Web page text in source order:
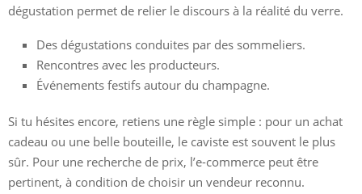
dégustation permet de relier le discours à la réalité du verre.
Des dégustations conduites par des sommeliers.
Rencontres avec les producteurs.
Événements festifs autour du champagne.
Si tu hésites encore, retiens une règle simple : pour un achat
cadeau ou une belle bouteille, le caviste est souvent le plus
sûr. Pour une recherche de prix, l’e-commerce peut être
pertinent, à condition de choisir un vendeur reconnu.